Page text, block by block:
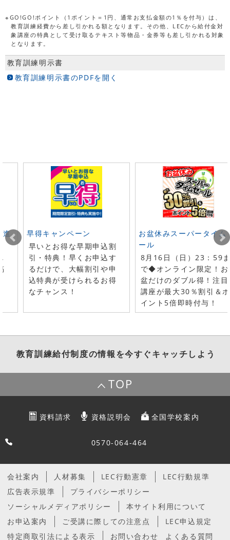
※GO!GO!ポイント（1ポイント＝1円、通常お支払金額の1％を付与）は、
教育訓練経費から差し引かれる額となります。その他、LECから給付金対
象講座の特典として受け取るテキスト等物品・金券等も差し引かれる対象
となります。
教育訓練明示書
教育訓練明示書のPDFを開く
進
早得キャンペーン
早いとお得な早期申込割
引・特典！早くお申込す
るだけで、大幅割引や申
込特典が受けられるお得
なチャンス！
お盆休みスーパータイム
ール
8月16日（日）23：59
で◆オンライン限定！お
盆だけのダブル得！注目
講座が最大30％割引＆ポ
イント5倍即時付与！
教育訓練給付制度の情報を今すぐキャッチしよう
TOP
資料請求 資格説明会 全国学校案内
0570-064-464
会社案内 人材募集 LEC行動憲章
LEC行動規準
広告表示規準
プライバシーポリシー
ソーシャルメディアポリシー
本サイト利用について
お申込案内
ご受講に際しての注意点
LEC申込規定
特定商取引法による表示
お問い合わせ よくある質問